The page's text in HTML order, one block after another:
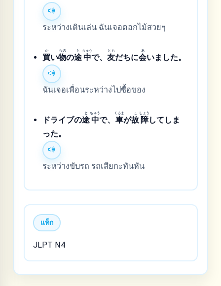
ระหว่างเดินเล่น ฉันเจอดอกไม้สวยๆ
買
か
い物
もの
の途
と
中
ちゅう
で、友
とも
だちに会
あ
いました。
ฉันเจอเพื่อนระหว่างไปซื้อของ
ドライブの途
と
中
ちゅう
で、 車
くるま
が故
こ
障
しょう
してしま
った。
ระหว่างขับรถ รถเสียกะทันหัน
แท็ก
JLPT N4